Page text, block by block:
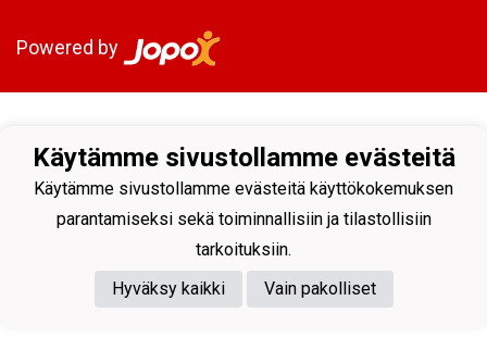
Powered by
Käytämme sivustollamme evästeitä
Käytämme sivustollamme evästeitä käyttökokemuksen
parantamiseksi sekä toiminnallisiin ja tilastollisiin
tarkoituksiin.
Hyväksy kaikki
Vain pakolliset